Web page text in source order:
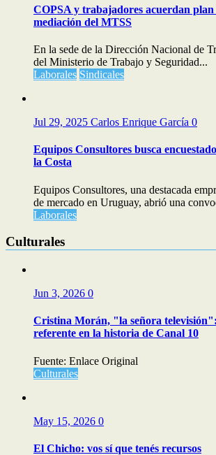
COPSA y trabajadores acuerdan plan
mediación del MTSS
En la sede de la Dirección Nacional de
del Ministerio de Trabajo y Seguridad...
Laborales Sindicales
Jul 29, 2025 Carlos Enrique García 0
Equipos Consultores busca
la Costa
Equipos Consultores, una destacada
de mercado en Uruguay, abrió una
Laborales
Culturales
Jun 3, 2026 0
Cristina Morán, "la señora
referente en la historia de Canal 10
Fuente: Enlace Original
Culturales
May 15, 2026 0
El Chicho: vos sí que tenés recursos